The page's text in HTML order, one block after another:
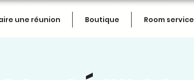
une réunion Boutique Room service